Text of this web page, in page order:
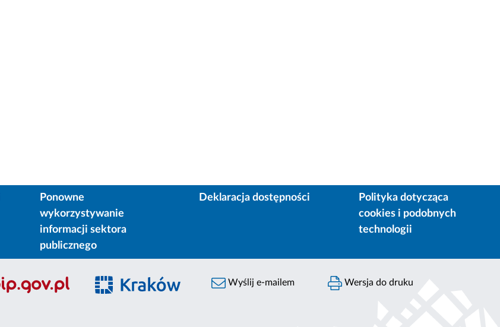
Ponowne
wykorzystywanie
informacji sektora
publicznego
Deklaracja dostępności
Polityka dotycząca
cookies i podobnych
technologii
Wyślij e-mailem Wersja do druku